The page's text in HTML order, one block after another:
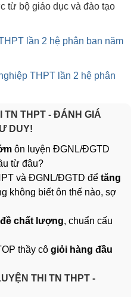
từ bộ giáo dục và đào tạo
lần 2 hệ phân ban năm
THPT lần 2 hệ phân
TN THPT - ĐÁNH GIÁ
DUY!
ôn luyện ĐGNL/ĐGTD
từ đâu?
và ĐGNL/ĐGTD để tăng
không biết ôn thế nào, sợ
đề chất lượng, chuẩn cấu
thầy cô giỏi hàng đầu
THI TN THPT -